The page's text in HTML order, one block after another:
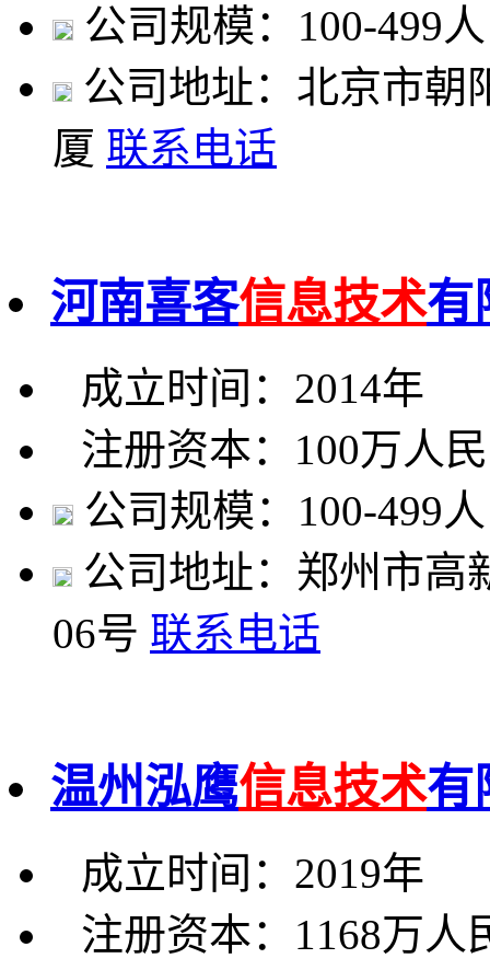
公司规模：100-499人
公司地址：北京市朝
厦 联系电话
河南喜客信息技术有
成立时间：2014年
注册资本：100万人
公司规模：100-499人
公司地址：郑州市高
06号 联系电话
温州泓鹰信息技术有
成立时间：2019年
注册资本：1168万人